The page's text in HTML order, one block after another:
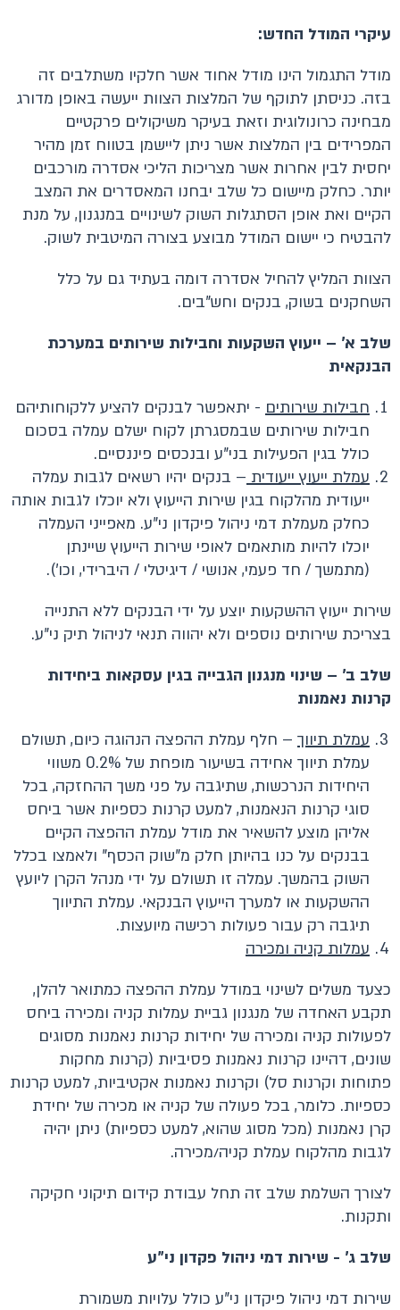
עיקרי המודל החדש:
מודל התגמול הינו מודל אחוד אשר חלקיו משתלבים זה
בזה. כניסתן לתוקף של המלצות הצוות ייעשה באופן מדורג
מבחינה כרונולוגית וזאת בעיקר משיקולים פרקטיים
המפרידים בין המלצות אשר ניתן ליישמן בטווח זמן מהיר
יחסית לבין אחרות אשר מצריכות הליכי אסדרה מורכבים
יותר. כחלק מיישום כל שלב יבחנו המאסדרים את המצב
הקיים ואת אופן הסתגלות השוק לשינויים במנגנון, על מנת
להבטיח כי יישום המודל מבוצע בצורה המיטבית לשוק.
הצוות המליץ להחיל אסדרה דומה בעתיד גם על כלל
השחקנים בשוק, בנקים וחש"בים.
שלב א' – ייעוץ השקעות וחבילות שירותים במערכת
הבנקאית
חבילות שירותים - יתאפשר לבנקים להציע ללקוחותיהם
חבילות שירותים שבמסגרתן לקוח ישלם עמלה בסכום
כולל בגין הפעילות בני"ע ובנכסים פיננסיים.
עמלת ייעוץ ייעודית – בנקים יהיו רשאים לגבות עמלה
ייעודית מהלקוח בגין שירות הייעוץ ולא יוכלו לגבות אותה
כחלק מעמלת דמי ניהול פיקדון ני"ע. מאפייני העמלה
יוכלו להיות מותאמים לאופי שירות הייעוץ שיינתן
(מתמשך / חד פעמי, אנושי / דיגיטלי / היברידי, וכו').
שירות ייעוץ ההשקעות יוצע על ידי הבנקים ללא התנייה
בצריכת שירותים נוספים ולא יהווה תנאי לניהול תיק ני"ע.
שלב ב' – שינוי מנגנון הגבייה בגין עסקאות ביחידות
קרנות נאמנות
עמלת תיווך – חלף עמלת ההפצה הנהוגה כיום, תשולם
עמלת תיווך אחידה בשיעור מופחת של 0.2% משווי
היחידות הנרכשות, שתיגבה על פני משך ההחזקה, בכל
סוגי קרנות הנאמנות, למעט קרנות כספיות אשר ביחס
אליהן מוצע להשאיר את מודל עמלת ההפצה הקיים
בבנקים על כנו בהיותן חלק מ"שוק הכסף" ולאמצו בכלל
השוק בהמשך. עמלה זו תשולם על ידי מנהל הקרן ליועץ
ההשקעות או למערך הייעוץ הבנקאי. עמלת התיווך
תיגבה רק עבור פעולות רכישה מיועצות.
עמלות קניה ומכירה
כצעד משלים לשינוי במודל עמלת ההפצה כמתואר להלן,
תקבע האחדה של מנגנון גביית עמלות קניה ומכירה ביחס
לפעולות קניה ומכירה של יחידות קרנות נאמנות מסוגים
שונים, דהיינו קרנות נאמנות פסיביות (קרנות מחקות
פתוחות וקרנות סל) וקרנות נאמנות אקטיביות, למעט קרנות
כספיות. כלומר, בכל פעולה של קניה או מכירה של יחידת
קרן נאמנות (מכל מסוג שהוא, למעט כספיות) ניתן יהיה
לגבות מהלקוח עמלת קניה/מכירה.
לצורך השלמת שלב זה תחל עבודת קידום תיקוני חקיקה
ותקנות.
שלב ג' - שירות דמי ניהול פקדון ני"ע
שירות דמי ניהול פיקדון ני"ע כולל עלויות משמורת